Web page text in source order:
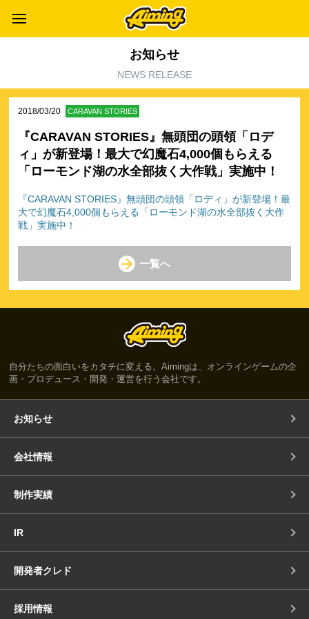
お知らせ
NEWS RELEASE
2018/03/20 CARAVAN STORIES
『CARAVAN STORIES』無頭団の頭領「ロデ
ィ」が新登場！最大で幻魔石4,000個もらえる
「ローモンド湖の水全部抜く大作戦」実施中！
『CARAVAN STORIES』無頭団の頭領「ロディ」が新登場！最
大で幻魔石4,000個もらえる「ローモンド湖の水全部抜く大作
戦」実施中！
一覧へ
自分たちの面白いをカタチに変える。Aimingは、オンラインゲームの企
画・プロデュース・開発・運営を行う会社です。
お知らせ
会社情報
制作実績
IR
開発者クレド
採用情報